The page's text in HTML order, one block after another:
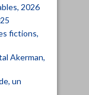
2026
fictions,
Akerman,
un